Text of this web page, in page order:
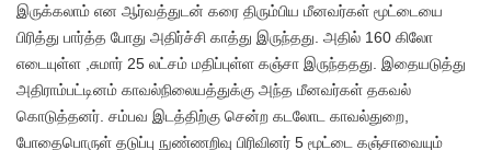
இருக்கலாம் என ஆர்வத்துடன் கரை திரும்பிய மீனவர்கள் மூட்டையை
பிரித்து பார்த்த போது அதிர்ச்சி காத்து இருந்தது. அதில் 160 கிலோ
எடையுள்ள ,சுமார் 25 லட்சம் மதிப்புள்ள கஞ்சா இருந்ததது. இதையடுத்து
அதிராம்பட்டினம் காவல்நிலையத்துக்கு அந்த மீனவர்கள் தகவல்
கொடுத்தனர். சம்பவ இடத்திற்கு சென்ற கடலோட காவல்துறை,
போதைபொருள் தடுப்பு நுண்ணறிவு பிரிவினர் 5 மூட்டை கஞ்சாவையும்